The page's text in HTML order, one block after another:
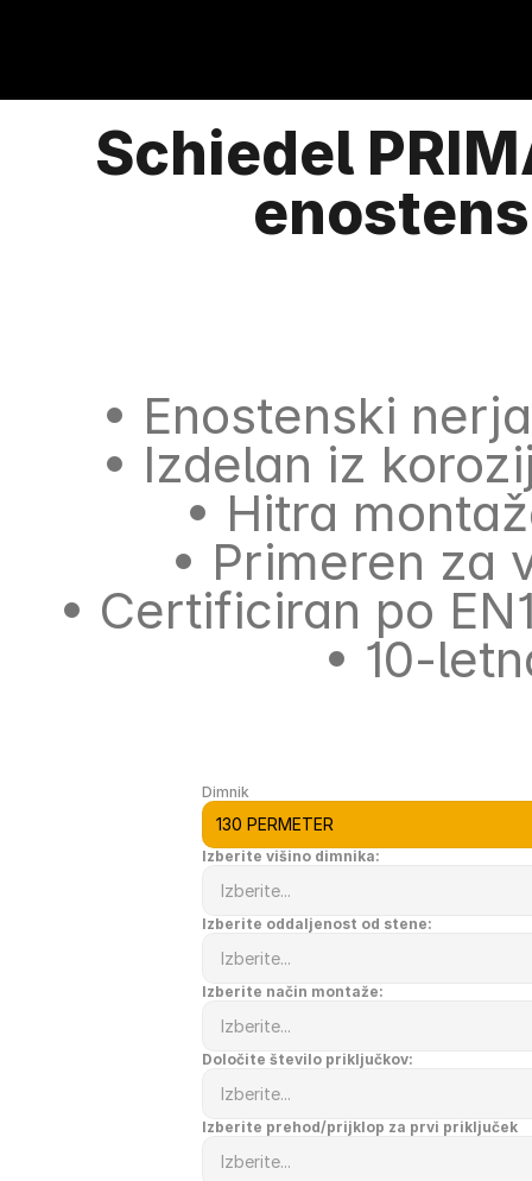
Schiedel
• Enostenski
• Izdelan iz
• Hitra
• Primeren za
• Certificiran po
• 10-
Dimnik
Izberite višino dimnika:
Izberite oddaljenost od stene:
Izberite način montaže:
Določite število priključkov:
Izberite prehod/prijklop za prvi priključek